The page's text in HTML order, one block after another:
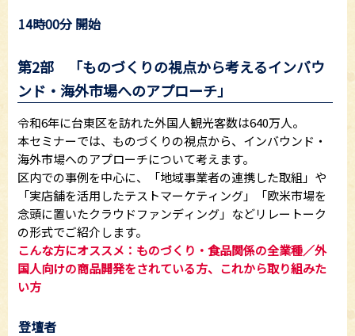
14時00分 開始
第2部 「ものづくりの視点から考えるインバウ
ンド・海外市場へのアプローチ」
令和6年に台東区を訪れた外国人観光客数は640万人。
本セミナーでは、ものづくりの視点から、インバウンド・
海外市場へのアプローチについて考えます。
区内での事例を中心に、「地域事業者の連携した取組」や
「実店舗を活用したテストマーケティング」「欧米市場を
念頭に置いたクラウドファンディング」などリレートーク
の形式でご紹介します。
こんな方にオススメ：ものづくり・食品関係の全業種／外
国人向けの商品開発をされている方、これから取り組みた
い方
登壇者